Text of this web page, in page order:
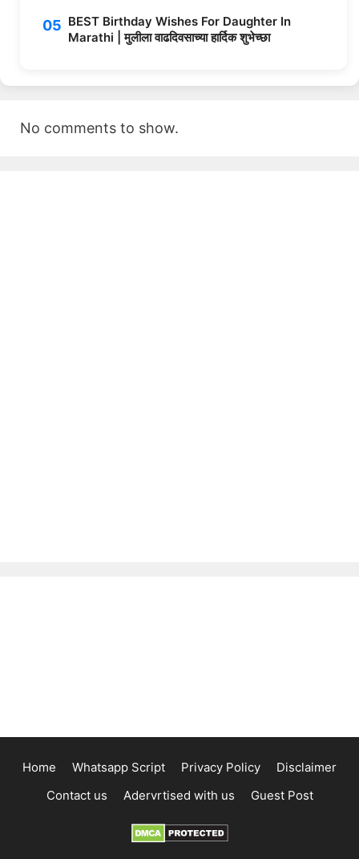
BEST Birthday Wishes For Daughter In
Marathi | मुलीला वाढदिवसाच्या हार्दिक शुभेच्छा
No comments to show.
Home Whatsapp Script Privacy Policy
Disclaimer
Contact us
Adervrtised with us Guest Post